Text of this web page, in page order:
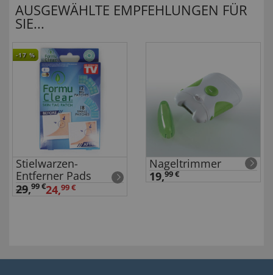
AUSGEWÄHLTE EMPFEHLUNGEN FÜR
SIE...
-17 %
Stielwarzen-
Entferner Pads
29,99 €24,99 €
Nageltrimmer
19,99 €